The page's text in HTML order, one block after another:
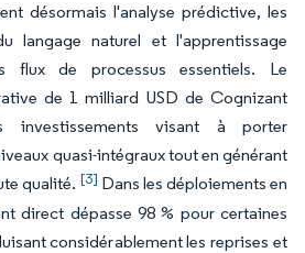
désormais l'analyse prédictive, les
langage naturel et l'apprentissage
flux de processus essentiels. Le
de 1 milliard USD de Cognizant
investissements visant à porter
quasi-intégraux tout en générant
qualité. [3] Dans les déploiements en
direct dépasse 98 % pour certaines
considérablement les reprises et